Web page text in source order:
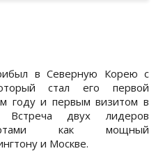
в Северную Корею с
стал его первой
году и первым визитом в
двух лидеров
как мощный
и Москве.